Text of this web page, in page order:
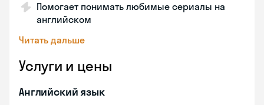
Помогает понимать любимые сериалы на
английском
Читать дальше
Услуги и цены
Английский язык